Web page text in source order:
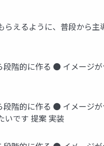
らえるように、普段か
階的に作る ● イメージ
階的に作る ● イメージ
いです 提案 実装